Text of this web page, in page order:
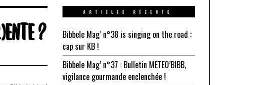
?
ARTICLES RÉCENTS
Bibbele Mag’ n°38 is singing on the road :
cap sur KB !
Bibbele Mag’ n°37 : Bulletin METEO’BIBB,
vigilance gourmande enclenchée !